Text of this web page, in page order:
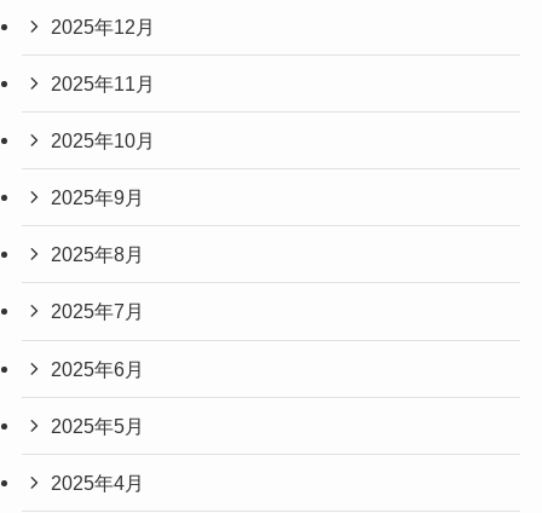
2025年12月
2025年11月
2025年10月
2025年9月
2025年8月
2025年7月
2025年6月
2025年5月
2025年4月